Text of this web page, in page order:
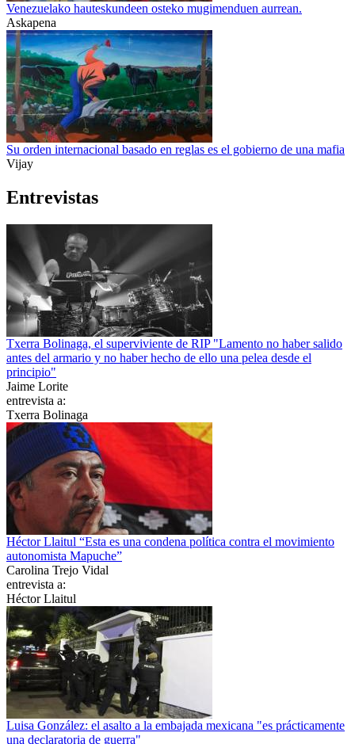
Venezuelako hauteskundeen osteko mugimenduen aurrean.
Askapena
Su orden internacional basado en reglas es el gobierno de una mafia
Vijay
Entrevistas
Txerra Bolinaga, el superviviente de RIP "Lamento no haber salido
antes del armario y no haber hecho de ello una pelea desde el
principio"
Jaime Lorite
entrevista a:
Txerra Bolinaga
Héctor Llaitul “Esta es una condena política contra el movimiento
autonomista Mapuche”
Carolina Trejo Vidal
entrevista a:
Héctor Llaitul
Luisa González: el asalto a la embajada mexicana "es prácticamente
una declaratoria de guerra"